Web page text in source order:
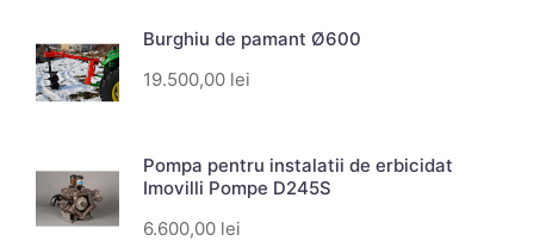
Burghiu de pamant Ø600
19.500,00 lei
Pompa pentru instalatii de erbicidat
Imovilli Pompe D245S
6.600,00 lei